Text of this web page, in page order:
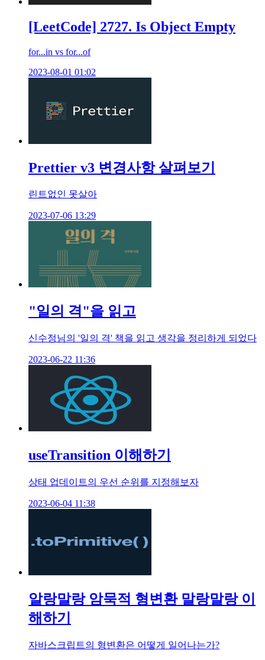
[LeetCode] 2727. Is Object Empty
for...in vs for...of
2023-08-01 01:02
Prettier v3 변경사항 살펴보기
린트없인 못살아
2023-07-06 13:29
"일의 격"을 읽고
신수정님의 '일의 격' 책을 읽고 생각을 정리하게 되었다
2023-06-22 11:36
useTransition 이해하기
상태 업데이트의 우선 순위를 지정해보자
2023-06-04 11:38
알랑말랑 암묵적 형변환 말랑말랑 이
해하기
자바스크립트의 형변환은 어떻게 일어나는가?